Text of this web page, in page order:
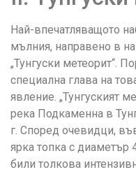
Най-впечатляващото
мълния, направено в
„Тунгуски метеорит“.
специална глава на
явление. „Тунгуският
река Подкаменна в
г. Според очевидци,
ярка топка с диаметър
били толкова